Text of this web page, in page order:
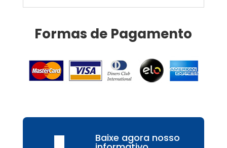
Formas de Pagamento
Baixe agora nosso